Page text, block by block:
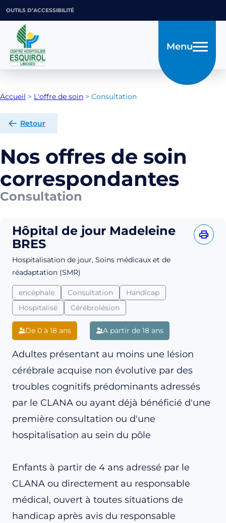
OUTILS D’ACCESSIBILITÉ
Menu
Accueil > L'offre de soin > Consultation
Retour
Nos offres de soin
correspondantes
Consultation
Hôpital de jour Madeleine
BRES
Hospitalisation de jour, Soins médicaux et de
réadaptation (SMR)
encéphale Consultation
Handicap
Hospitalisé
Cérébrolésion
De 0 à 18 ans A partir de 18 ans
Adultes présentant au moins une lésion
cérébrale acquise non évolutive par des
troubles cognitifs prédominants adressés
par le CLANA ou ayant déjà bénéficié d'une
première consultation ou d'une
hospitalisation au sein du pôle
Enfants à partir de 4 ans adressé par le
CLANA ou directement au responsable
médical, ouvert à toutes situations de
handicap après avis du responsable